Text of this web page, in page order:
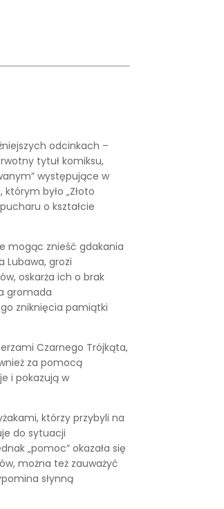
odcinkach –
tytuł komiksu,
występujące w
było „Złoto
o kształcie
mogąc znieść gdakania
Lubawa, grozi
oskarża ich o brak
gromada
zniknięcia pamiątki
Czarnego Trójkąta,
za pomocą
i pokazują w
którzy przybyli na
do sytuacji
„pomoc” okazała się
można też zauważyć
słynną